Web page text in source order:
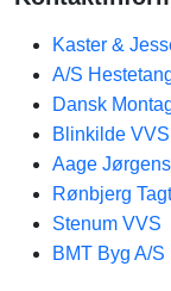
Kaster &
A/S
Dansk
Blinkilde VVS
Aage
Rønbjerg
Stenum VVS
BMT Byg A/S